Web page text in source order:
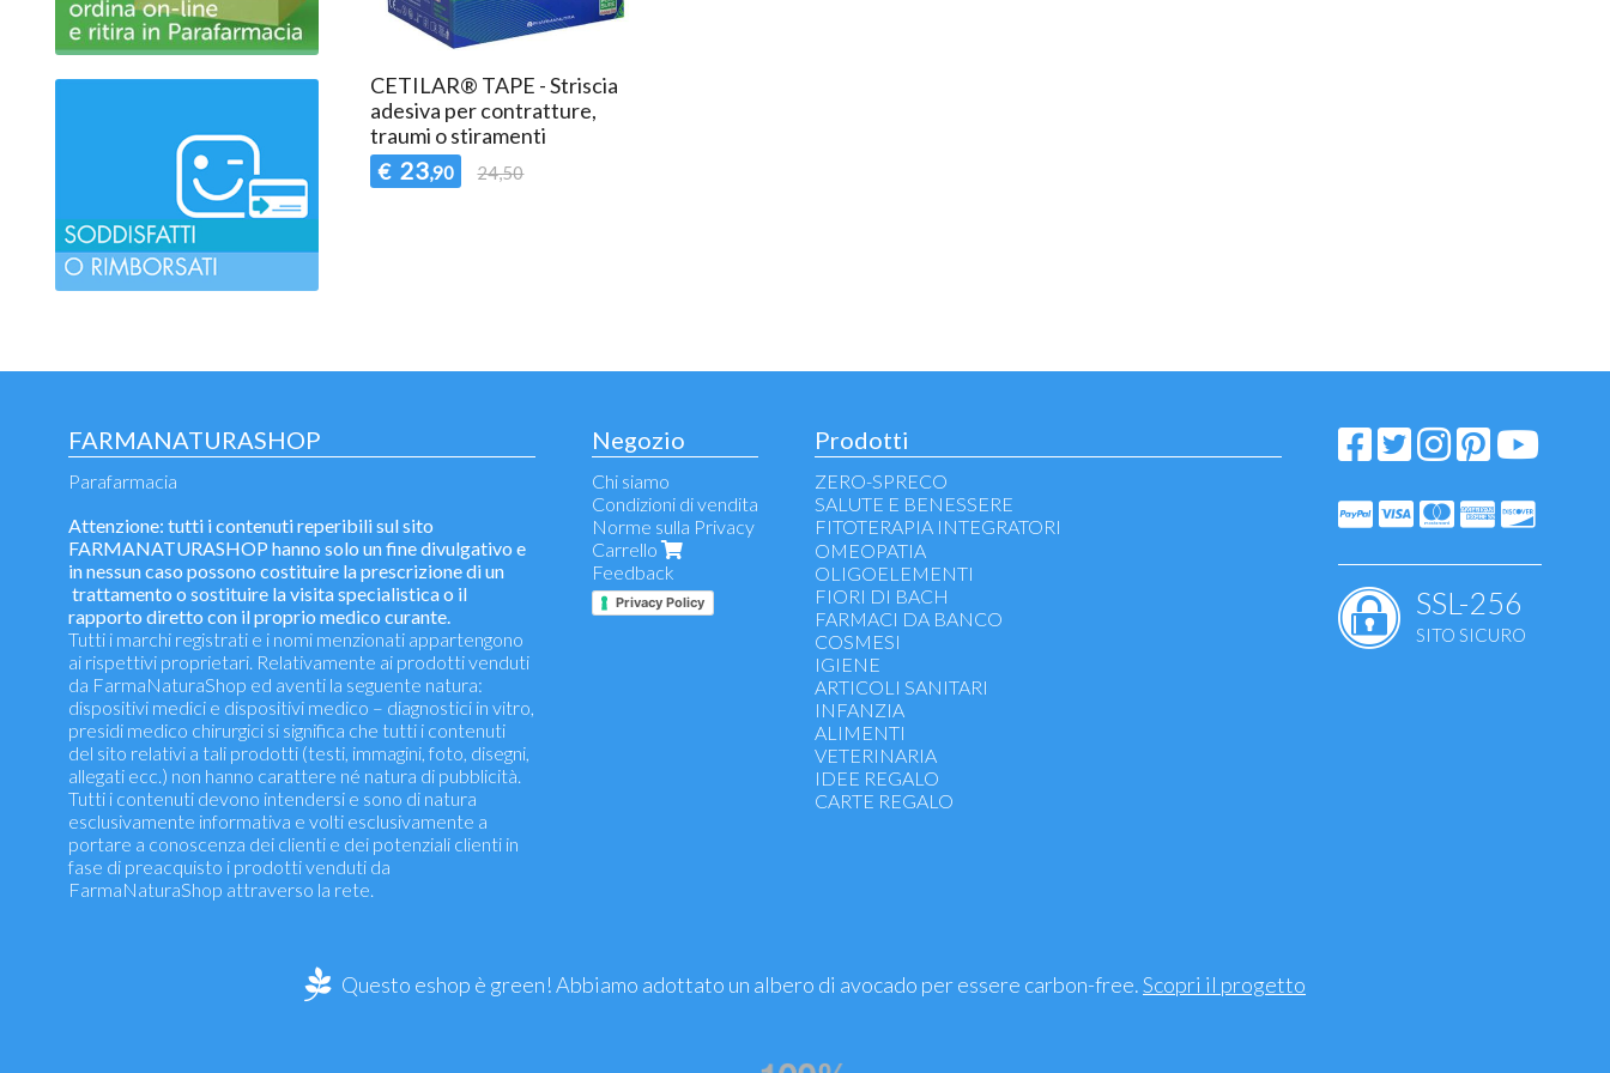
CETILAR® TAPE - Striscia
adesiva per contratture,
traumi o stiramenti
€ 23,90 24,50
FARMANATURASHOP
Parafarmacia
Attenzione: tutti i contenuti reperibili sul sito
FARMANATURASHOP hanno solo un fine divulgativo e
in nessun caso possono costituire la prescrizione di un
trattamento o sostituire la visita specialistica o il
rapporto diretto con il proprio medico curante.
Tutti i marchi registrati e i nomi menzionati appartengono
ai rispettivi proprietari. Relativamente ai prodotti venduti
da FarmaNaturaShop ed aventi la seguente natura:
dispositivi medici e dispositivi medico – diagnostici in vitro,
presidi medico chirurgici si significa che tutti i contenuti
del sito relativi a tali prodotti (testi, immagini, foto, disegni,
allegati ecc.) non hanno carattere né natura di pubblicità.
Tutti i contenuti devono intendersi e sono di natura
esclusivamente informativa e volti esclusivamente a
portare a conoscenza dei clienti e dei potenziali clienti in
fase di preacquisto i prodotti venduti da
FarmaNaturaShop attraverso la rete.
Negozio
Chi siamo
Condizioni di vendita
Norme sulla Privacy
Carrello
Feedback
Privacy Policy
Prodotti
ZERO-SPRECO
SALUTE E BENESSERE
FITOTERAPIA INTEGRATORI
Gola, naso e vie respiratorie
Antiallergici
Intestino, stomaco, digestione
Vitamine, sali minerali, ferro
Energetici, ricostituenti, tonici
Funzionalità apparato uro-genitale
Antiossidanti - difese immunitarie
Colesterolo, arterie, cuore
Controllo del peso, dimagranti
Drenanti, depurativi
Microcircolo e emorroidi
Benessere psicofisico e riposo
Salute occhi e pelle
Mani, unghie, capelli
OMEOPATIA
OLIGOELEMENTI
FIORI DI BACH
FARMACI DA BANCO
COSMESI
IGIENE
ARTICOLI SANITARI
INFANZIA
ALIMENTI
VETERINARIA
IDEE REGALO
CARTE REGALO
SSL-256
SITO SICURO
Questo eshop è green! Abbiamo adottato un albero di avocado per essere carbon-free.Scopri il progetto